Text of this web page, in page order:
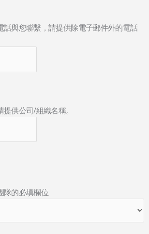
話與您聯繫，請提供除電子郵件外的電話
供公司/組織名稱。
隊的必填欄位